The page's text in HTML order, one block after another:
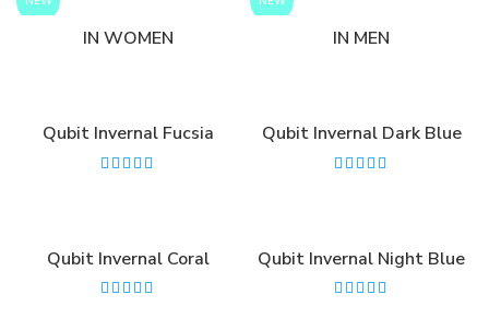
IN WOMEN IN MEN
Qubit Invernal Fucsia Qubit Invernal Dark Blue
Qubit Invernal Coral Qubit Invernal Night Blue